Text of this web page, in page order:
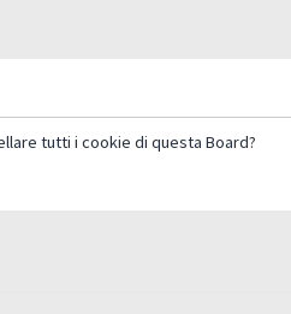
tutti i cookie di questa Board?